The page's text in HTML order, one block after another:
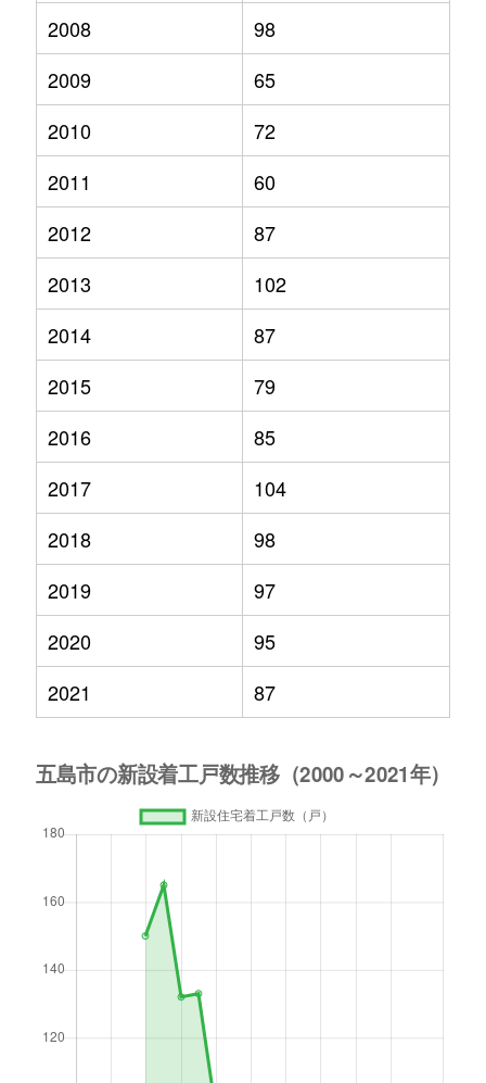
2008
98
2009
65
2010
72
2011
60
2012
87
2013
102
2014
87
2015
79
2016
85
2017
104
2018
98
2019
97
2020
95
2021
87